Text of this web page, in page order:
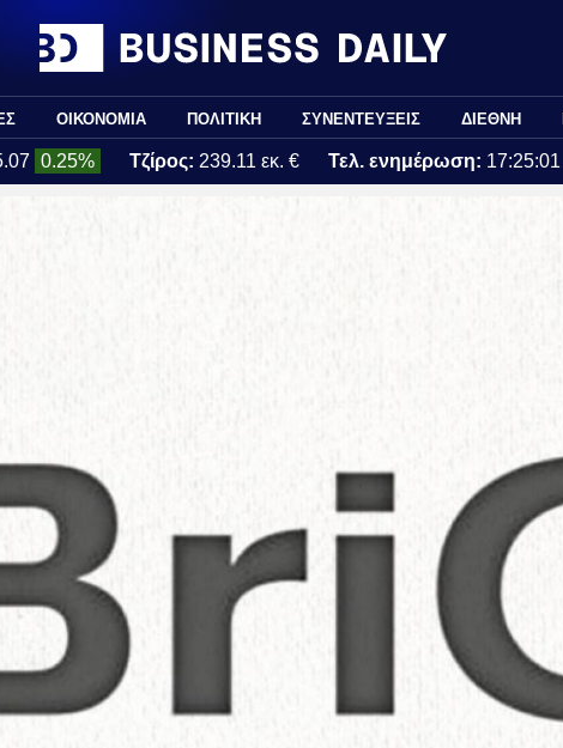
ΟΙΚΟΝΟΜΙΑ ΠΟΛΙΤΙΚΗ ΣΥΝΕΝΤΕΥΞΕΙΣ ΔΙΕΘΝΗ
0.25% Τζίρος: 239.11 εκ. € Τελ. ενημέρωση: 17:25:01